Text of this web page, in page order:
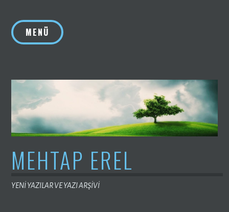
MENÜ
MEHTAP EREL
YENİ YAZILAR VE YAZI ARŞİVİ